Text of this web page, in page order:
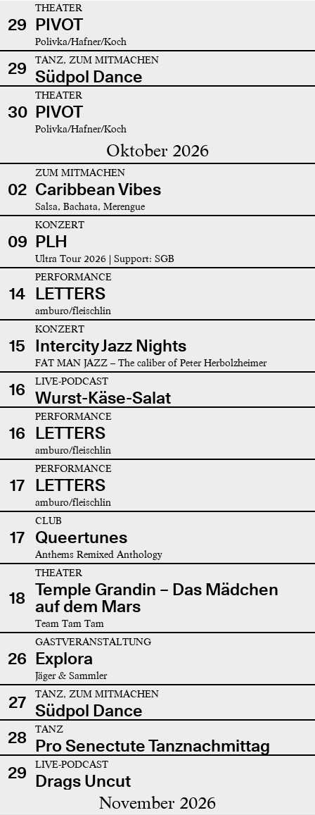
29
THEATER
PIVOT
Polivka/Hafner/Koch
29 TANZ, ZUM MITMACHEN
Südpol Dance
30
THEATER
PIVOT
Polivka/Hafner/Koch
Oktober 2026
02
ZUM MITMACHEN
Caribbean Vibes
Salsa, Bachata, Merengue
09
KONZERT
PLH
Ultra Tour 2026 | Support: SGB
14
PERFORMANCE
LETTERS
amburo/fleischlin
15
KONZERT
Intercity Jazz Nights
FAT MAN JAZZ – The caliber of Peter Herbolzheimer
16 LIVE-PODCAST
Wurst-Käse-Salat
16
PERFORMANCE
LETTERS
amburo/fleischlin
17
PERFORMANCE
LETTERS
amburo/fleischlin
17
CLUB
Queertunes
Anthems Remixed Anthology
18
THEATER
Temple Grandin – Das Mädchen
auf dem Mars
Team Tam Tam
26
GASTVERANSTALTUNG
Explora
Jäger & Sammler
27 TANZ, ZUM MITMACHEN
Südpol Dance
28
TANZ
Pro Senectute Tanznachmittag
29
LIVE-PODCAST
Drags Uncut
November 2026